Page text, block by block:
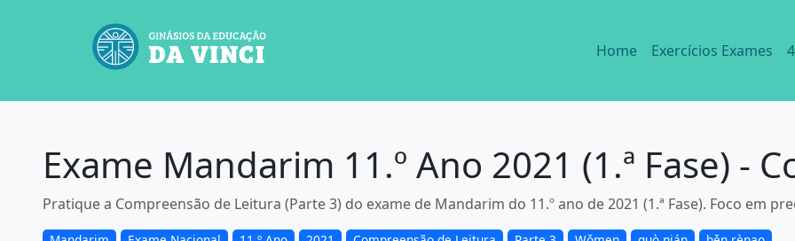
Home Exercícios Exames
Exame Mandarim 11.º Ano 2021 (1.ª Fase) -
Pratique a Compreensão de Leitura (Parte 3) do exame de Mandarim do 11.º ano de 2021 (1.ª Fase). Foco em